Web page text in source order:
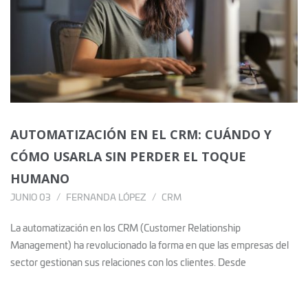
AUTOMATIZACIÓN EN EL CRM: CUÁNDO Y
CÓMO USARLA SIN PERDER EL TOQUE
HUMANO
JUNIO 03 FERNANDA LÓPEZ CRM
La automatización en los CRM (Customer Relationship
Management) ha revolucionado la forma en que las empresas del
sector gestionan sus relaciones con los clientes. Desde